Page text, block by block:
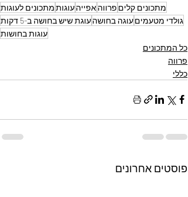
מתכונים קלים פרווהאפייהעוגותמתכונים לעוגות
גולדי מטעמיםעוגה בחושהעוגת שיש בחושה ב-5 דקות
עוגות בחושות
כל המתכונים
פרווה
כללי
פוסטים אחרונים